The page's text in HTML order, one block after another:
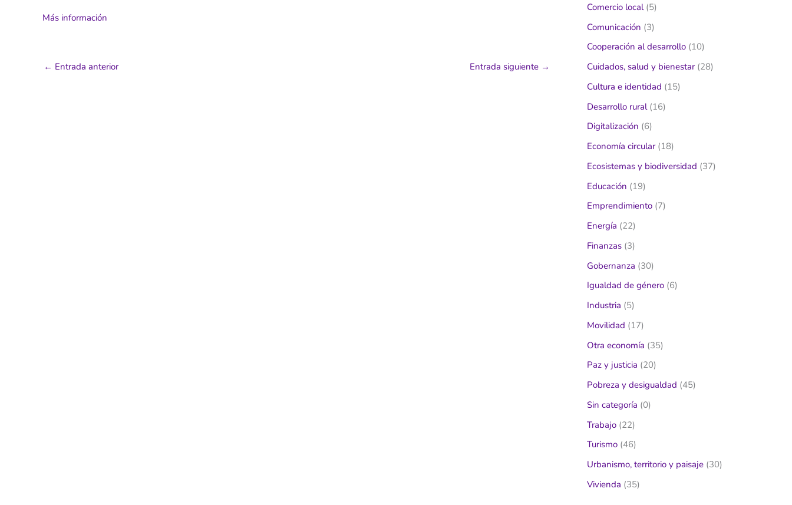
Más información
← Entrada anterior Entrada siguiente →
Comercio local(5)
Comunicación (3)
Cooperación al desarrollo (10)
Cuidados, salud y bienestar(28)
Cultura e identidad (15)
Desarrollo rural(16)
Digitalización (6)
Economía circular(18)
Ecosistemas y biodiversidad (37)
Educación (19)
Emprendimiento (7)
Energía (22)
Finanzas (3)
Gobernanza (30)
Igualdad de género (6)
Industria (5)
Movilidad (17)
Otra economía (35)
Paz y justicia (20)
Pobreza y desigualdad (45)
Sin categoría (0)
Trabajo (22)
Turismo (46)
Urbanismo, territorio y paisaje (30)
Vivienda (35)